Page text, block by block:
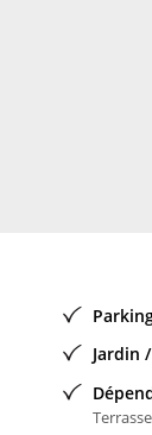
Jardin
Terrasse